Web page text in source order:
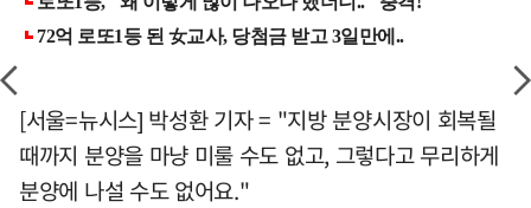
[서울=뉴시스] 박성환 기자 = "지방 분양시장이 회복될
때까지 분양을 마냥 미룰 수도 없고, 그렇다고 무리하게
분양에 나설 수도 없어요."